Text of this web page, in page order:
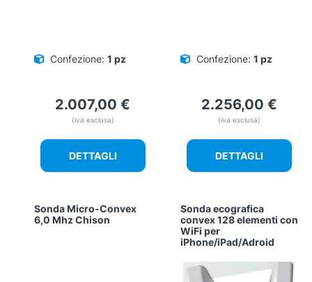
Confezione: 1 pz
2.007,00 €
(iva esclusa)
DETTAGLI
Confezione: 1 pz
2.256,00 €
(iva esclusa)
DETTAGLI
Sonda Micro-Convex
6,0 Mhz Chison
Sonda ecografica
convex 128 elementi con
WiFi per
iPhone/iPad/Adroid